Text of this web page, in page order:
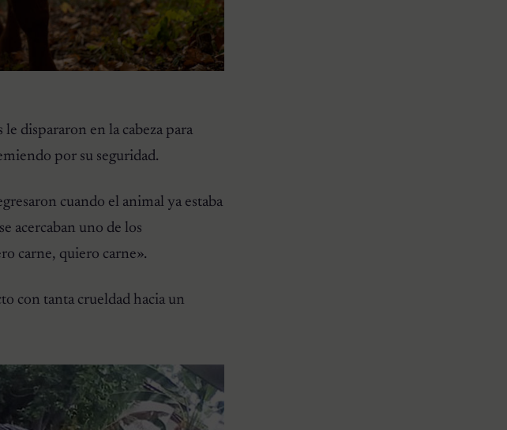
dispararon en la cabeza para
por su seguridad.
cuando el animal ya estaba
acercaban uno de los
carne, quiero carne».
con tanta crueldad hacia un